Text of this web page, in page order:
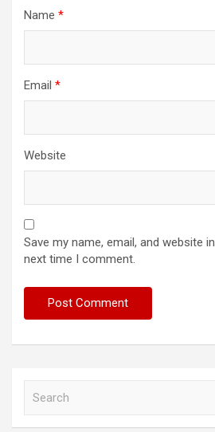
Name *
Email *
Website
Save my name, email, and website
next time I comment.